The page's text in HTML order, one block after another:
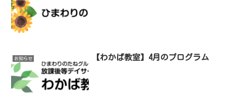
お知らせ 【わかば教室】4月のプログラム